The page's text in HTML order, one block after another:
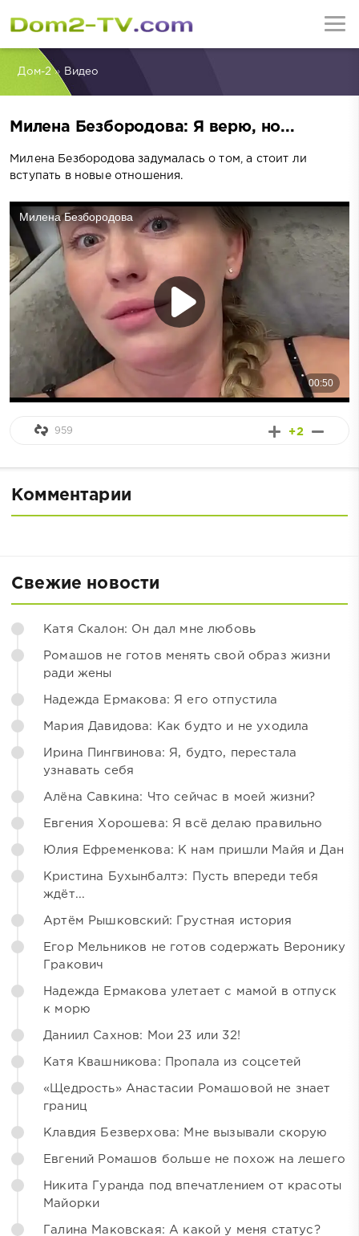
Дом-2» Видео
Милена Безбородова: Я верю, но...
Милена Безбородова задумалась о том, а стоит ли
вступать в новые отношения.
+2
959
Комментарии
Свежие новости
Катя Скалон: Он дал мне любовь
Ромашов не готов менять свой образ жизни
ради жены
Надежда Ермакова: Я его отпустила
Мария Давидова: Как будто и не уходила
Ирина Пингвинова: Я, будто, перестала
узнавать себя
Алёна Савкина: Что сейчас в моей жизни?
Евгения Хорошева: Я всё делаю правильно
Юлия Ефременкова: К нам пришли Майя и Дан
Кристина Бухынбалтэ: Пусть впереди тебя
ждёт...
Артём Рышковский: Грустная история
Егор Мельников не готов содержать Веронику
Гракович
Надежда Ермакова улетает с мамой в отпуск
к морю
Даниил Сахнов: Мои 23 или 32!
Катя Квашникова: Пропала из соцсетей
«Щедрость» Анастасии Ромашовой не знает
границ
Клавдия Безверхова: Мне вызывали скорую
Евгений Ромашов больше не похож на лешего
Никита Гуранда под впечатлением от красоты
Майорки
Галина Маковская: А какой у меня статус?